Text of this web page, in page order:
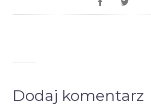
Dodaj komentarz